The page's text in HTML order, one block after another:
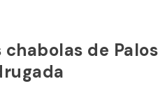
de